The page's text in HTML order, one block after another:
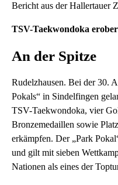
Bericht aus der Hallertauer
TSV-Taekwondoka
An der Spitze
Rudelzhausen. Bei der 30.
Pokals“ in Sindelfingen
TSV-Taekwondoka, vier
Bronzemedaillen sowie
erkämpfen. Der „Park
und gilt mit sieben
Nationen als eines der